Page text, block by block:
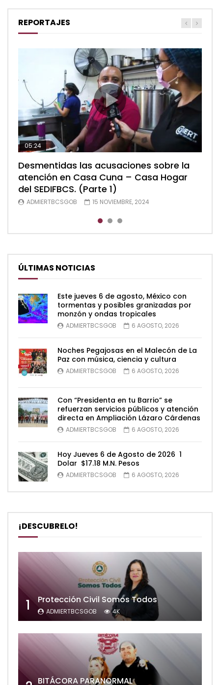
REPORTAJES
05:24
Desmentidas las acusaciones sobre la
atención en Casa Cuna – Casa Hogar
del SEDIFBCS. (Parte 1)
ADMIERTBCSGOB 15 NOVIEMBRE, 2024
04:28
Desmentidas las acusaciones sobre la
atención en Casa Cuna – Casa Hogar
del SEDIFBCS. (Parte 2)
ADMIERTBCSGOB 15 NOVIEMBRE, 2024
05:48
Desmentidas las acusaciones sobre la
atención en Casa Cuna – Casa Hogar
del SEDIFBCS (Parte 3)
ADMIERTBCSGOB 15 NOVIEMBRE, 2024
ÚLTIMAS NOTICIAS
Este jueves 6 de agosto, México con
tormentas y posibles granizadas por
monzón y ondas tropicales
ADMIERTBCSGOB 6 AGOSTO, 2026
Noches Pegajosas en el Malecón de La
Paz con música, ciencia y cultura
ADMIERTBCSGOB 6 AGOSTO, 2026
Con “Presidenta en tu Barrio” se
refuerzan servicios públicos y atención
directa en Ampliación Lázaro Cárdenas
ADMIERTBCSGOB 6 AGOSTO, 2026
Hoy Jueves 6 de Agosto de 2026 1
Dolar $17.18 M.N. Pesos
ADMIERTBCSGOB 6 AGOSTO, 2026
¡DESCUBRELO!
1 Protección Civil Somos Todos
ADMIERTBCSGOB 4K
BITÁCORA PARANORMAL